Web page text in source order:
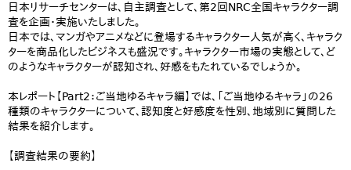
日本リサーチセンターは、自主調査として、第2回NRC全国キャラクター調
査を企画・実施いたしました。
日本では、マンガやアニメなどに登場するキャラクター人気が高く、キャラク
ターを商品化したビジネスも盛況です。キャラクター市場の実態として、ど
のようなキャラクターが認知され、好感をもたれているでしょうか。
本レポート【Part2：ご当地ゆるキャラ編】では、「ご当地ゆるキャラ」の26
種類のキャラクターについて、認知度と好感度を性別、地域別に質問した
結果を紹介します。
【調査結果の要約】